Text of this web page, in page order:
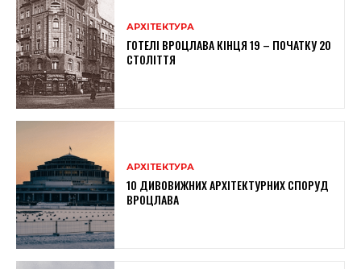
АРХІТЕКТУРА
ГОТЕЛІ ВРОЦЛАВА КІНЦЯ 19 – ПОЧАТКУ 20
СТОЛІТТЯ
АРХІТЕКТУРА
10 ДИВОВИЖНИХ АРХІТЕКТУРНИХ СПОРУД
ВРОЦЛАВА